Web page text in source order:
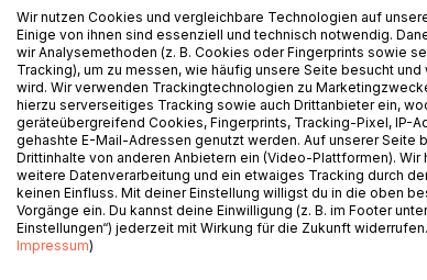
Varifrån kommer människans kunskap?
I tusentals år har mänskliga
bortom människans egen erfarenhet.
påverkat människan - och insikter som
Handlar det om verkliga händelser?
Denna bok följer dessa frågor med
moderna frågeställningar och leder
Wir nutzen Cookies und vergleichbare Technologien auf
Einige von ihnen sind essenziell und technisch notwendig.
wir Analysemethoden (z. B. Cookies oder Fingerprints sowie
Tracking), um zu messen, wie häufig unsere Seite besucht
wird. Wir verwenden Trackingtechnologien zu
hierzu serverseitiges Tracking sowie auch Drittanbieter ein,
geräteübergreifend Cookies, Fingerprints, Tracking-Pixel, IP-
gehashte E-Mail-Adressen genutzt werden. Auf unserer Seite
Drittinhalte von anderen Anbietern ein (Video-Plattformen). Wir
weitere Datenverarbeitung und ein etwaiges Tracking durch
keinen Einfluss. Mit deiner Einstellung willigst du in die oben
Vorgänge ein. Du kannst deine Einwilligung (z. B. im Footer
Einstellungen“) jederzeit mit Wirkung für die Zukunft
Impressum)